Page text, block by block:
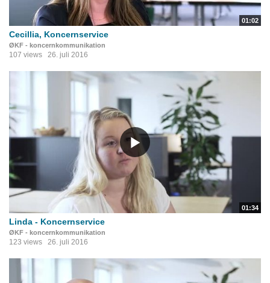
01:02
Cecillia, Koncernservice
ØKF - koncernkommunikation
107 views 26. juli 2016
01:34
Linda - Koncernservice
ØKF - koncernkommunikation
123 views 26. juli 2016